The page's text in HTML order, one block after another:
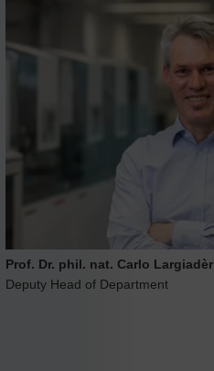
Prof. Dr. phil. nat. Carlo Largiadèr
Deputy Head of Department